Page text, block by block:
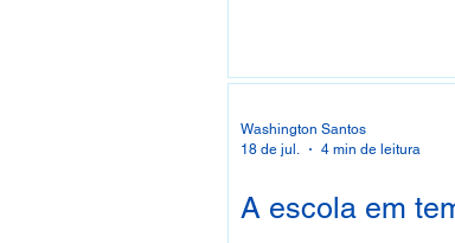
A escola em
Washington Santos
18 de jul.
4 min de leitura